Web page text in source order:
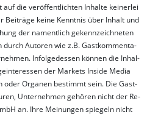
auf die ver­öf­fent­lich­ten In­hal­te kei­ner­lei
Bei­trä­ge kei­ne Ken­nt­nis über In­halt und
der na­ment­lich ge­kenn­zeich­net­en
Au­tor­en wie z.B. Gast­kom­men­ta­
In­fol­ge­des­sen kön­nen die In­hal­
der Mar­kets In­side Me­dia
Or­ga­nen be­stim­mt sein. Die Gast­
Un­ter­neh­men ge­hör­en nicht der Re­
an. Ihre Mei­nung­en spie­geln nicht